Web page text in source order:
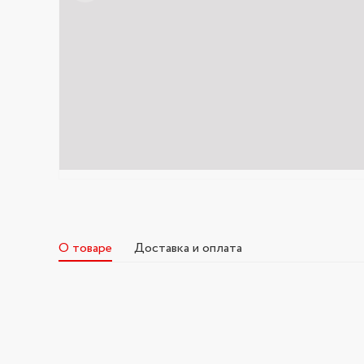
О товаре Доставка и оплата